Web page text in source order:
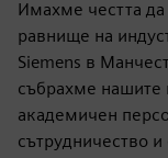
Университет
Технологичен